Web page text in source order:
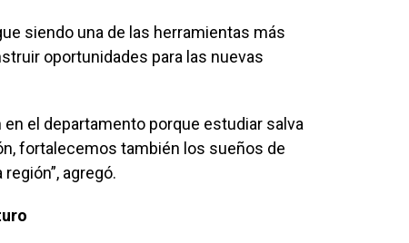
siendo una de las herramientas más
oportunidades para las nuevas
el departamento porque estudiar salva
fortalecemos también los sueños de
agregó.